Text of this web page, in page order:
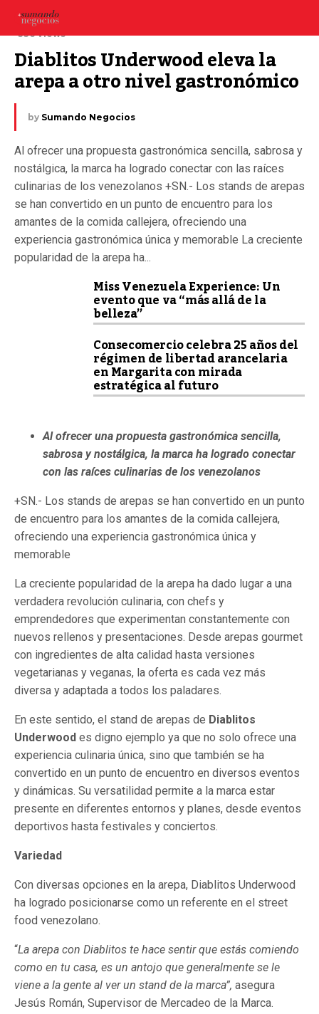
25 febrero, 2025
336 Views
Diablitos Underwood eleva la
arepa a otro nivel gastronómico
by Sumando Negocios
Al ofrecer una propuesta gastronómica sencilla, sabrosa y
nostálgica, la marca ha logrado conectar con las raíces
culinarias de los venezolanos +SN.- Los stands de arepas
se han convertido en un punto de encuentro para los
amantes de la comida callejera, ofreciendo una
experiencia gastronómica única y memorable La creciente
popularidad de la arepa ha...
Miss Venezuela Experience: Un
evento que va “más allá de la
belleza”
Consecomercio celebra 25 años del
régimen de libertad arancelaria
en Margarita con mirada
estratégica al futuro
Al ofrecer una propuesta gastronómica sencilla,
sabrosa y nostálgica, la marca ha logrado conectar
con las raíces culinarias de los venezolanos
+SN.- Los stands de arepas se han convertido en un punto
de encuentro para los amantes de la comida callejera,
ofreciendo una experiencia gastronómica única y
memorable
La creciente popularidad de la arepa ha dado lugar a una
verdadera revolución culinaria, con chefs y
emprendedores que experimentan constantemente con
nuevos rellenos y presentaciones. Desde arepas gourmet
con ingredientes de alta calidad hasta versiones
vegetarianas y veganas, la oferta es cada vez más
diversa y adaptada a todos los paladares.
En este sentido, el stand de arepas de Diablitos
Underwood es digno ejemplo ya que no solo ofrece una
experiencia culinaria única, sino que también se ha
convertido en un punto de encuentro en diversos eventos
y dinámicas. Su versatilidad permite a la marca estar
presente en diferentes entornos y planes, desde eventos
deportivos hasta festivales y conciertos.
Variedad
Con diversas opciones en la arepa, Diablitos Underwood
ha logrado posicionarse como un referente en el street
food venezolano.
“La arepa con Diablitos te hace sentir que estás comiendo
como en tu casa, es un antojo que generalmente se le
viene a la gente al ver un stand de la marca”, asegura
Jesús Román, Supervisor de Mercadeo de la Marca.